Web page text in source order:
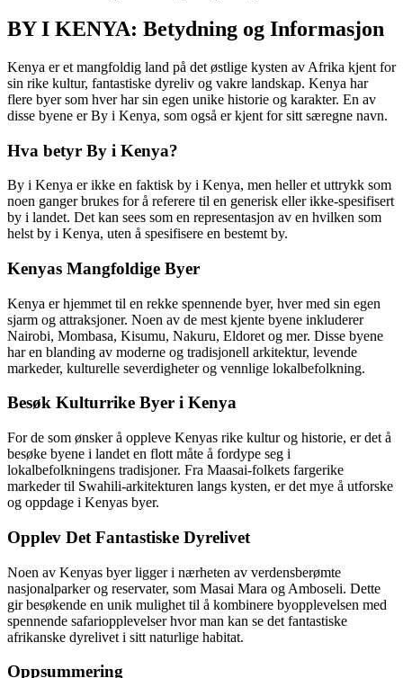
BY I KENYA: Betydning og Informasjon
Kenya er et mangfoldig land på det østlige kysten av Afrika kjent for
sin rike kultur, fantastiske dyreliv og vakre landskap. Kenya har
flere byer som hver har sin egen unike historie og karakter. En av
disse byene er By i Kenya, som også er kjent for sitt særegne navn.
Hva betyr By i Kenya?
By i Kenya er ikke en faktisk by i Kenya, men heller et uttrykk som
noen ganger brukes for å referere til en generisk eller ikke-spesifisert
by i landet. Det kan sees som en representasjon av en hvilken som
helst by i Kenya, uten å spesifisere en bestemt by.
Kenyas Mangfoldige Byer
Kenya er hjemmet til en rekke spennende byer, hver med sin egen
sjarm og attraksjoner. Noen av de mest kjente byene inkluderer
Nairobi, Mombasa, Kisumu, Nakuru, Eldoret og mer. Disse byene
har en blanding av moderne og tradisjonell arkitektur, levende
markeder, kulturelle severdigheter og vennlige lokalbefolkning.
Besøk Kulturrike Byer i Kenya
For de som ønsker å oppleve Kenyas rike kultur og historie, er det å
besøke byene i landet en flott måte å fordype seg i
lokalbefolkningens tradisjoner. Fra Maasai-folkets fargerike
markeder til Swahili-arkitekturen langs kysten, er det mye å utforske
og oppdage i Kenyas byer.
Opplev Det Fantastiske Dyrelivet
Noen av Kenyas byer ligger i nærheten av verdensberømte
nasjonalparker og reservater, som Masai Mara og Amboseli. Dette
gir besøkende en unik mulighet til å kombinere byopplevelsen med
spennende safariopplevelser hvor man kan se det fantastiske
afrikanske dyrelivet i sitt naturlige habitat.
Oppsummering